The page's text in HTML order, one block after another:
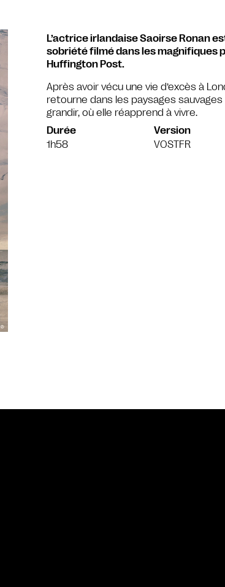
L’actrice irlandaise Saoirse Ronan
sobriété filmé dans les magnifiques
Huffington Post.
Après avoir vécu une vie d’excès à
retourne dans les paysages sauvages
grandir, où elle réapprend à vivre.
Durée
1h58
Version
VOSTFR